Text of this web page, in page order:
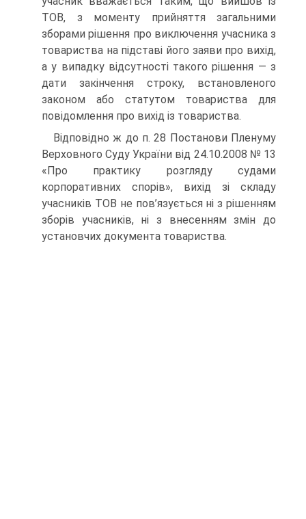
ТОВ, з моменту прийняття загальними
зборами рішення про виключення учасника з
товариства на підставі його заяви про вихід,
а у випадку відсутності такого рішення — з
дати закінчення строку, встановленого
законом або статутом товариства для
повідомлення про вихід із товариства.
Відповідно ж до п. 28 Постанови Пленуму
Верховного Суду України від 24.10.2008 № 13
«Про практику розгляду судами
корпоративних спорів», вихід зі складу
учасників ТОВ не пов’язується ні з рішенням
зборів учасників, ні з внесенням змін до
установчих документа товариства.